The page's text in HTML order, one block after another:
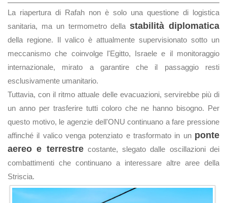
La riapertura di Rafah non è solo una questione di logistica
sanitaria, ma un termometro dellastabilità diplomatica
della regione. Il valico è attualmente supervisionato sotto un
meccanismo che coinvolge l'Egitto, Israele e il monitoraggio
internazionale, mirato a garantire che il passaggio resti
esclusivamente umanitario.
Tuttavia, con il ritmo attuale delle evacuazioni, servirebbe più di
un anno per trasferire tutti coloro che ne hanno bisogno. Per
questo motivo, le agenzie dell'ONU continuano a fare pressione
affinché il valico venga potenziato e trasformato in un ponte
aereo e terrestrecostante, slegato dalle oscillazioni dei
combattimenti che continuano a interessare altre aree della
Striscia.